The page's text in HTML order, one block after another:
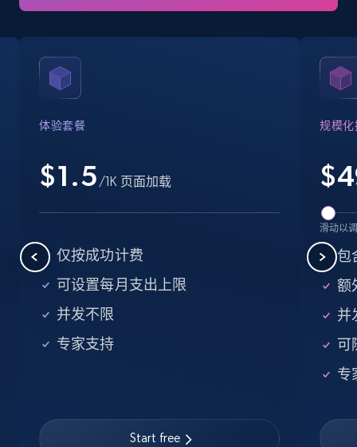
Crunchbase companies information
Name, URL, ID, Cb rank, Region, About,
Searching data by keyword
Name, URL, ID, Cb rank, Region, About,
Industries, Operating status, and more.
URL, Job posting id, Job title, Company name,
体验套餐
$1.5 /1K 页面加载
仅按成功计费
可设置每月支出上限
并发不限
专家支持
Start free
规模化
$
滑动以
包
额
并
可
专